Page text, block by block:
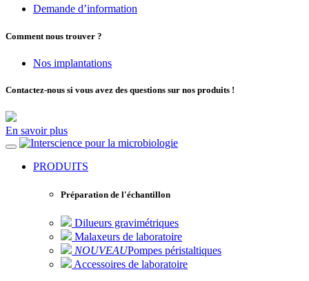
Demande d’information
Comment nous trouver ?
Nos implantations
Contactez-nous si vous avez des questions sur nos produits !
En savoir plus
pour la microbiologie
PRODUITS
Préparation de l'échantillon
Dilueurs gravimétriques
Malaxeurs de laboratoire
NOUVEAUPompes péristaltiques
Accessoires de laboratoire